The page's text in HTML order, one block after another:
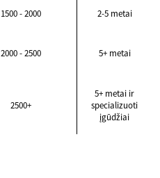
1500 - 2000 2-5 metai
2000 - 2500 5+ metai
2500+
5+ metai ir
specializuoti
įgūdžiai